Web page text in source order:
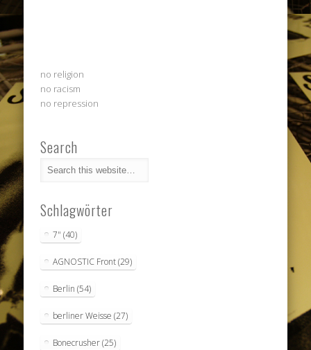
no religion
no racism
no repression
Search
Schlagwörter
7" (40)
AGNOSTIC Front(29)
Berlin (54)
berliner Weisse (27)
Bonecrusher(25)